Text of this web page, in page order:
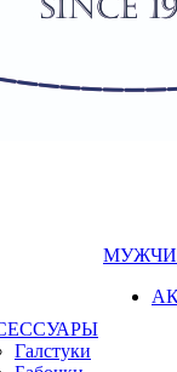
Галстуки